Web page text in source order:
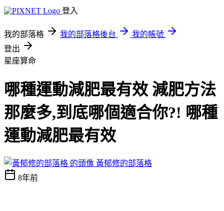
登入
我的部落格 我的部落格後台
我的帳號
登出
星座算命
哪種運動減肥最有效 減肥方法
那麼多,到底哪個適合你?! 哪種
運動減肥最有效
黃郁修的部落格
8年前